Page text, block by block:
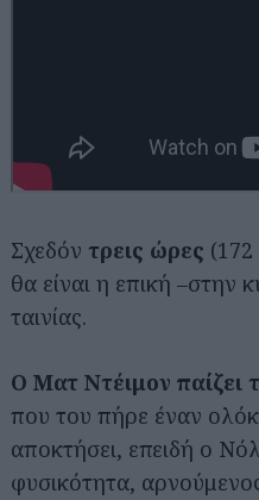
Σχεδόν τρεις ώρες (172
θα είναι η επική –στην
ταινίας.
Ο Ματ Ντέιμον παίζει
που του πήρε έναν
αποκτήσει, επειδή ο
φυσικότητα,